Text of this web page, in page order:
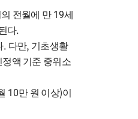
전월에 만 19세
다.
. 다만, 기초생활
액 기준 중위소
10만 원 이상)이